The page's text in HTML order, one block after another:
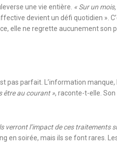
une vie entière. « Sur un
devient un défi quotidien ».
elle ne regrette aucunement son
pas parfait. L’information
être au courant », raconte-t-elle.
verront l’impact de ces traitements
en soirée, mais ils se font rares.